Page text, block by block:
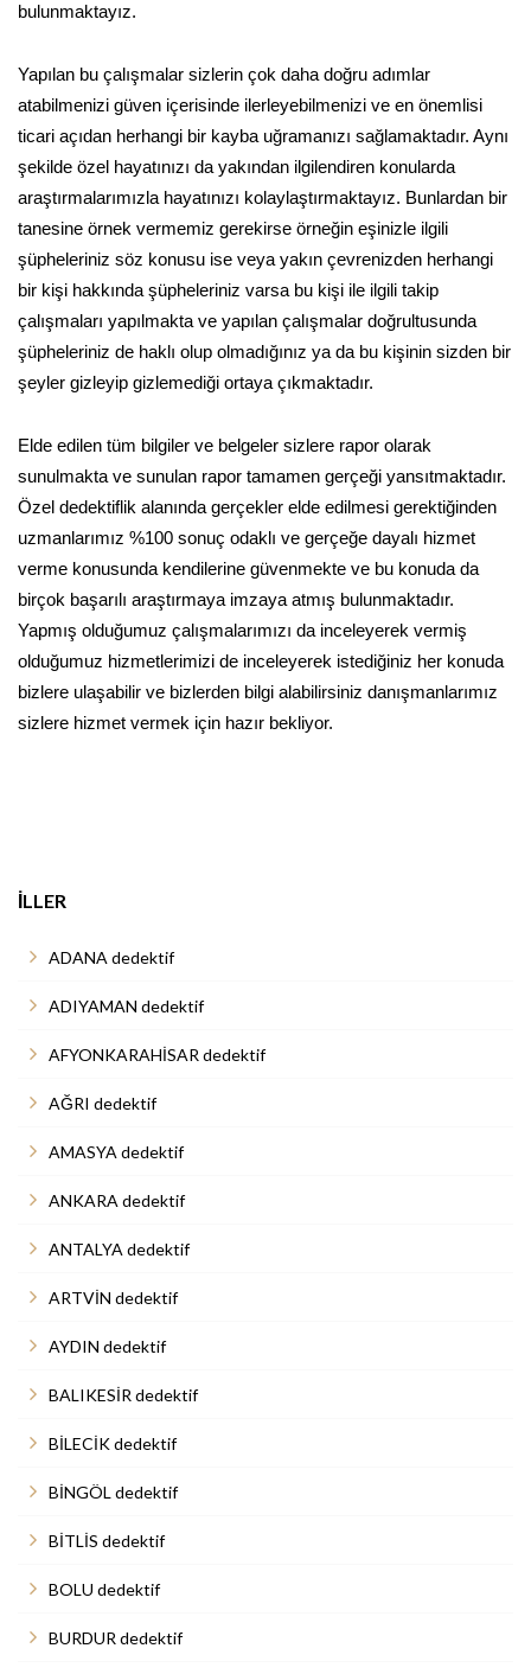
bulunmaktayız.
Yapılan bu çalışmalar sizlerin çok daha doğru adımlar
atabilmenizi güven içerisinde ilerleyebilmenizi ve en önemlisi
ticari açıdan herhangi bir kayba uğramanızı sağlamaktadır. Aynı
şekilde özel hayatınızı da yakından ilgilendiren konularda
araştırmalarımızla hayatınızı kolaylaştırmaktayız. Bunlardan bir
tanesine örnek vermemiz gerekirse örneğin eşinizle ilgili
şüpheleriniz söz konusu ise veya yakın çevrenizden herhangi
bir kişi hakkında şüpheleriniz varsa bu kişi ile ilgili takip
çalışmaları yapılmakta ve yapılan çalışmalar doğrultusunda
şüpheleriniz de haklı olup olmadığınız ya da bu kişinin sizden bir
şeyler gizleyip gizlemediği ortaya çıkmaktadır.
Elde edilen tüm bilgiler ve belgeler sizlere rapor olarak
sunulmakta ve sunulan rapor tamamen gerçeği yansıtmaktadır.
Özel dedektiflik alanında gerçekler elde edilmesi gerektiğinden
uzmanlarımız %100 sonuç odaklı ve gerçeğe dayalı hizmet
verme konusunda kendilerine güvenmekte ve bu konuda da
birçok başarılı araştırmaya imzaya atmış bulunmaktadır.
Yapmış olduğumuz çalışmalarımızı da inceleyerek vermiş
olduğumuz hizmetlerimizi de inceleyerek istediğiniz her konuda
bizlere ulaşabilir ve bizlerden bilgi alabilirsiniz danışmanlarımız
sizlere hizmet vermek için hazır bekliyor.
İLLER
ADANA dedektif
ADIYAMAN dedektif
AFYONKARAHİSAR dedektif
AĞRI dedektif
AMASYA dedektif
ANKARA dedektif
ANTALYA dedektif
ARTVİN dedektif
AYDIN dedektif
BALIKESİR dedektif
BİLECİK dedektif
BİNGÖL dedektif
BİTLİS dedektif
BOLU dedektif
BURDUR dedektif